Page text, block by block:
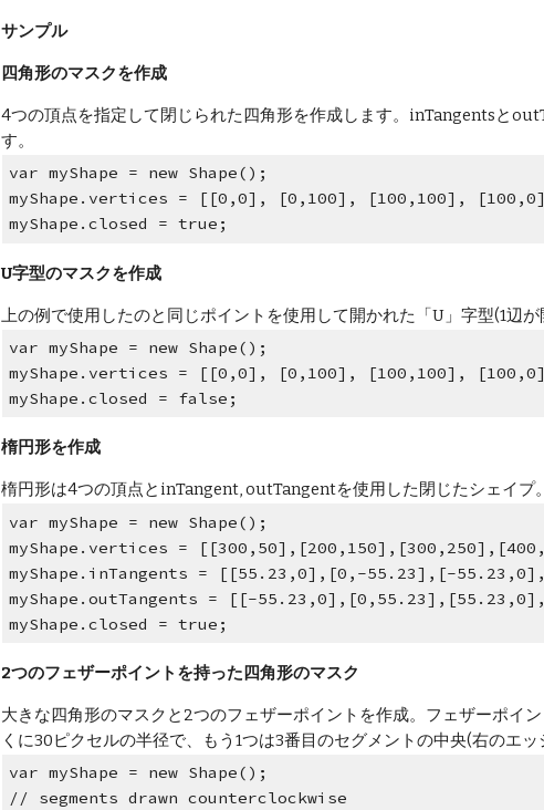
サンプル
四角形のマスクを作成
4つの頂点を指定して閉じられた四角形を作成します。inTangentsと
す。
var myShape = new Shape();
myShape.vertices = [[0,0], [0,100], [100,100],
myShape.closed = true;
U字型のマスクを作成
上の例で使用したのと同じポイントを使用して開かれた「U」字型(1辺が
var myShape = new Shape();
myShape.vertices = [[0,0], [0,100], [100,100],
myShape.closed = false;
楕円形を作成
楕円形は4つの頂点とinTangent, outTangentを使用した閉じたシェイプ。
var myShape = new Shape();
myShape.vertices =
myShape.inTangents = [[55.23,0],[0,-55.23],[-
myShape.outTangents = [[-
myShape.closed = true;
2つのフェザーポイントを持った四角形のマスク
大きな四角形のマスクと2つのフェザーポイントを作成。フェザーポイ
くに30ピクセルの半径で、もう1つは3番目のセグメントの中央(右のエ
var myShape = new Shape();
// segments drawn counterclockwise